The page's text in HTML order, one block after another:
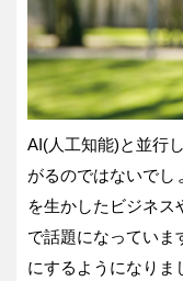
AI(人工知能)と並行
がるのではないでし
を生かしたビジネ
で話題になっていま
にするようになりま